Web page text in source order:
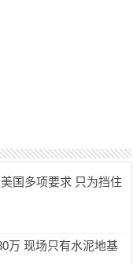
国多项要求 只为挡住
万 现场只有水泥地基